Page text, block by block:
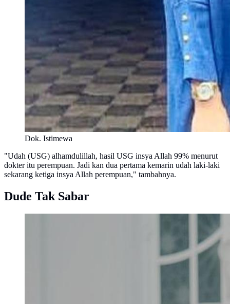
Dok. Istimewa
"Udah (USG) alhamdulillah, hasil USG insya Allah 99% menurut
dokter itu perempuan. Jadi kan dua pertama kemarin udah laki-laki
sekarang ketiga insya Allah perempuan," tambahnya.
Dude Tak Sabar